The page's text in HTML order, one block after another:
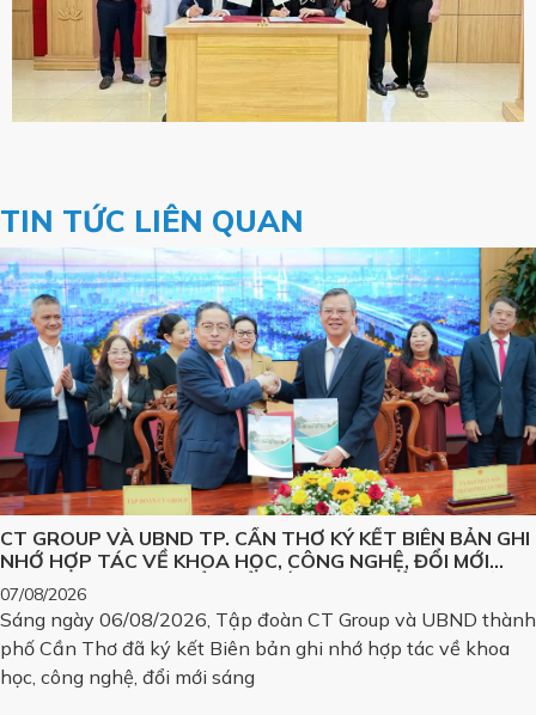
TIN TỨC LIÊN QUAN
CT GROUP VÀ UBND TP. CẦN THƠ KÝ KẾT BIÊN BẢN GHI
NHỚ HỢP TÁC VỀ KHOA HỌC, CÔNG NGHỆ, ĐỔI MỚI
SÁNG TẠO VÀ CHUYỂN ĐỔI SỐ, PHÁT TRIỂN CÁC SẢN
PHẨM CÔNG NGHỆ CHIẾN LƯỢC
07/08/2026
Sáng ngày 06/08/2026, Tập đoàn CT Group và UBND thành
phố Cần Thơ đã ký kết Biên bản ghi nhớ hợp tác về khoa
học, công nghệ, đổi mới sáng